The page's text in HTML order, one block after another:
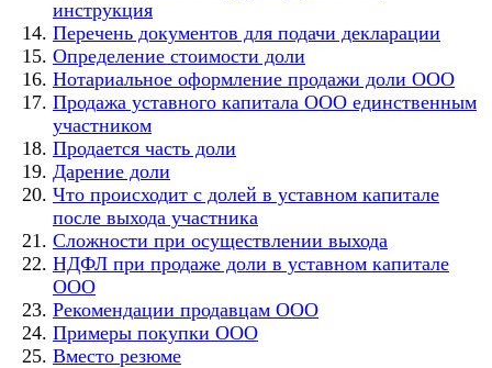
инструкция
Перечень документов для подачи декларации
Определение стоимости доли
Нотариальное оформление продажи доли ООО
Продажа уставного капитала ООО единственным
участником
Продается часть доли
Дарение доли
Что происходит с долей в уставном капитале
после выхода участника
Сложности при осуществлении выхода
НДФЛ при продаже доли в уставном капитале
ООО
Рекомендации продавцам ООО
Примеры покупки ООО
Вместо резюме